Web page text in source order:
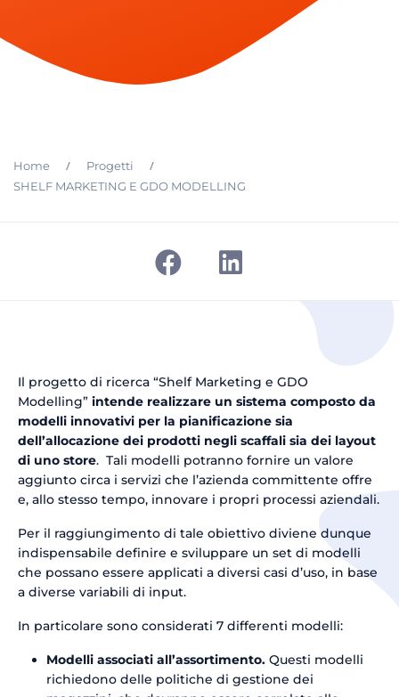
Home / Progetti /
SHELF MARKETING E GDO MODELLING
Il progetto di ricerca “Shelf Marketing e GDO
Modelling” intende realizzare un sistema composto da
modelli innovativi per la pianificazione sia
dell’allocazione dei prodotti negli scaffali sia dei layout
di uno store. Tali modelli potranno fornire un valore
aggiunto circa i servizi che l’azienda committente offre
e, allo stesso tempo, innovare i propri processi aziendali.
Per il raggiungimento di tale obiettivo diviene dunque
indispensabile definire e sviluppare un set di modelli
che possano essere applicati a diversi casi d’uso, in base
a diverse variabili di input.
In particolare sono considerati 7 differenti modelli:
Modelli associati all’assortimento. Questi modelli
richiedono delle politiche di gestione dei